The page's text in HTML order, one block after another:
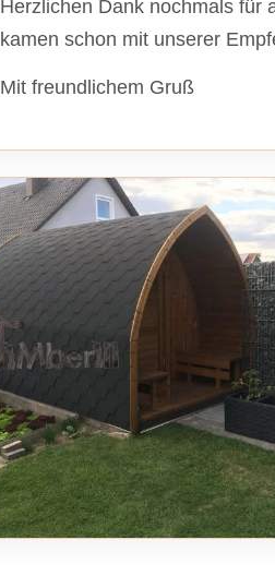
Herzlichen Dank nochmals für
kamen schon mit unserer
Mit freundlichem Gruß